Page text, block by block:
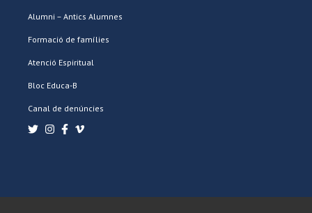
Alumni – Antics Alumnes
Formació de famílies
Atenció Espiritual
Bloc Educa-B
Canal de denúncies